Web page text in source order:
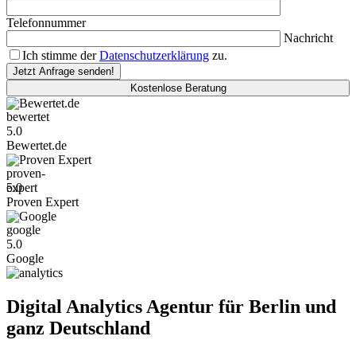
Telefonnummer
Nachricht
Ich stimme derDatenschutzerklärung zu.
Kostenlose Beratung
Bewertet.de
5.0
Bewertet.de
Proven Expert
5.0
Proven Expert
Google
5.0
Google
Digital Analytics Agentur für Berlin und
ganz Deutschland